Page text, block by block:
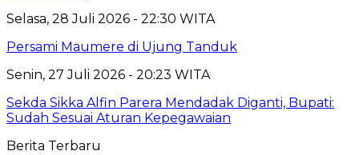
Selasa, 28 Juli 2026 - 22:30 WITA
Persami Maumere di Ujung Tanduk
Senin, 27 Juli 2026 - 20:23 WITA
Sekda Sikka Alfin Parera Mendadak Diganti, Bupati:
Sudah Sesuai Aturan Kepegawaian
Berita Terbaru